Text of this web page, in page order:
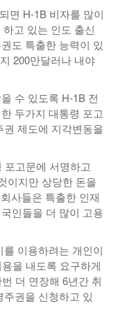
면 H-1B 비자를 많이
고 있는 인도 출신
도 특출한 능력이 있
200만달러나 내야
수 있도록 H-1B 전
두가지 대통령 포고
제도에 지각변동을
포고문에 서명하고
이지만 상당한 돈을
사들은 특출한 인재
인들을 더 많이 고용
이용하려는 개인이
을 내도록 요구하게
더 연장해 6년간 취
권을 신청하고 있